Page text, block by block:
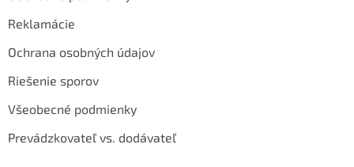
Reklamácie
Ochrana osobných údajov
Riešenie sporov
Všeobecné podmienky
Prevádzkovateľ vs. dodávateľ